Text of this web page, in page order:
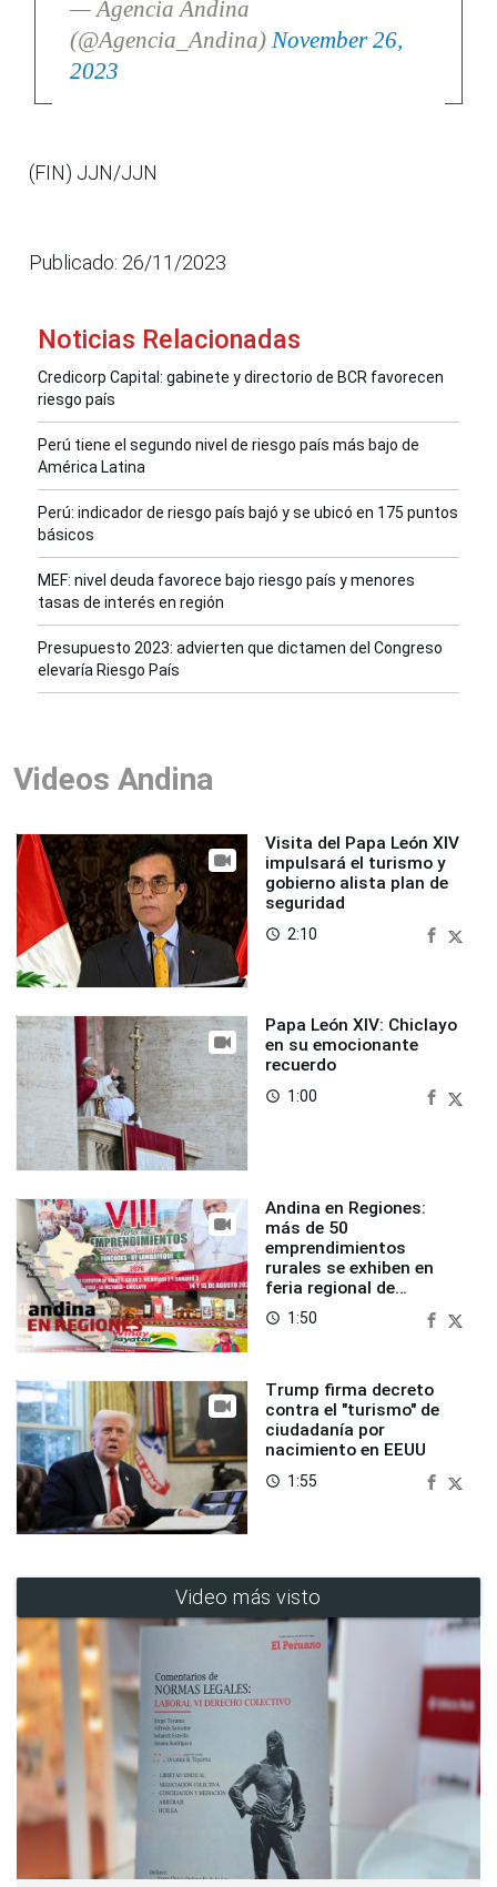
— Agencia Andina
(@Agencia_Andina) November 26,
2023
(FIN) JJN/JJN
Publicado: 26/11/2023
Noticias Relacionadas
Credicorp Capital: gabinete y directorio de BCR favorecen
riesgo país
Perú tiene el segundo nivel de riesgo país más bajo de
América Latina
Perú: indicador de riesgo país bajó y se ubicó en 175 puntos
básicos
MEF: nivel deuda favorece bajo riesgo país y menores
tasas de interés en región
Presupuesto 2023: advierten que dictamen del Congreso
elevaría Riesgo País
Videos Andina
Visita del Papa León XIV
impulsará el turismo y
gobierno alista plan de
seguridad
access_time 2:10
Papa León XIV: Chiclayo
en su emocionante
recuerdo
access_time 1:00
Andina en Regiones:
más de 50
emprendimientos
rurales se exhiben en
feria regional de
Foncodes
access_time 1:50
Trump firma decreto
contra el "turismo" de
ciudadanía por
nacimiento en EEUU
access_time 1:55
Video más visto